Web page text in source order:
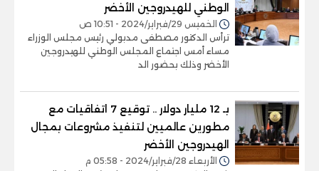
الوطني للهيدروجين الأخضر
الخميس 29/فبراير/2024 - 10:51 ص
ترأس الدكتور مصطفى مدبولي رئيس مجلس الوزراء
مساء أمس اجتماع المجلس الوطني للهيدروجين
الأخضر وذلك بحضور الد
بـ 12 مليار دولار .. توقيع 7 اتفاقيات مع
مطورين عالميين لتنفيذ مشروعات بمجال
الهيدروجين الأخضر
الأربعاء 28/فبراير/2024 - 05:58 م